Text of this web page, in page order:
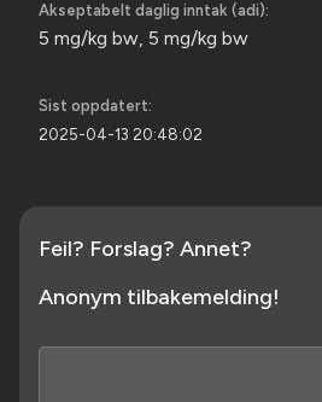
Akseptabelt daglig inntak (adi):
5 mg/kg bw, 5 mg/kg bw
Sist oppdatert:
2025-04-13 20:48:02
Feil? Forslag? Annet?
Anonym tilbakemelding!